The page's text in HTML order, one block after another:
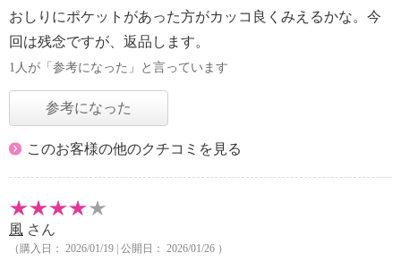
おしりにポケットがあった方がカッコ良くみえるかな。今
回は残念ですが、返品します。
1人が「参考になった」と言っています
参考になった
このお客様の他のクチコミを見る
風 さん
（購入日： 2026/01/19 | 公開日： 2026/01/26 ）